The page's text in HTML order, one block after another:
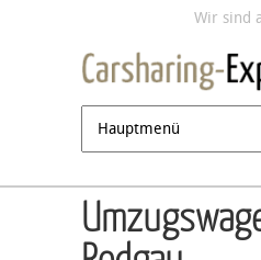
Jump to
Wir sind